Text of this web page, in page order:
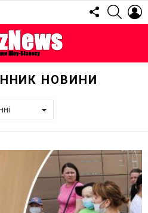
FOLLOW
US
НОВИНИ